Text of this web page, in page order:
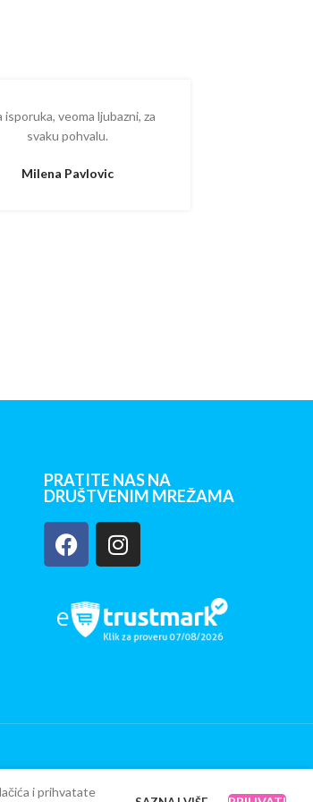
isporuka, veoma ljubazni, za
svaku pohvalu.
Milena Pavlovic
PRATITE NAS NA
DRUŠTVENIM MREŽAMA
i prihvatate